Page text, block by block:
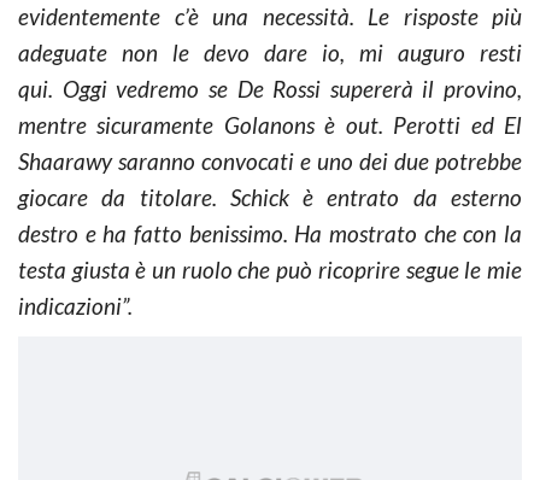
evidentemente c’è una necessità. Le risposte più
adeguate non le devo dare io, mi auguro resti
qui. Oggi vedremo se De Rossi supererà il provino,
mentre sicuramente Golanons è out. Perotti ed El
Shaarawy saranno convocati e uno dei due potrebbe
giocare da titolare. Schick è entrato da esterno
destro e ha fatto benissimo. Ha mostrato che con la
testa giusta è un ruolo che può ricoprire segue le mie
indicazioni”.